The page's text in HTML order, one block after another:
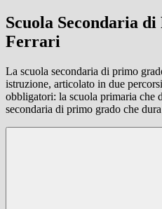
Scuola Secondaria
Ferrari
La scuola secondaria di primo
istruzione, articolato in due
obbligatori: la scuola primaria che
secondaria di primo grado che